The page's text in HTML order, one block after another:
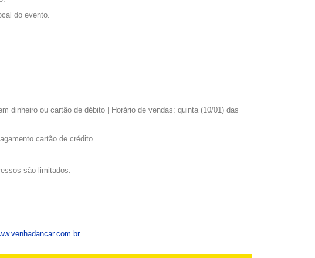
do evento.
dinheiro ou cartão de débito | Horário de vendas: quinta (10/01) das
cartão de crédito
são limitados.